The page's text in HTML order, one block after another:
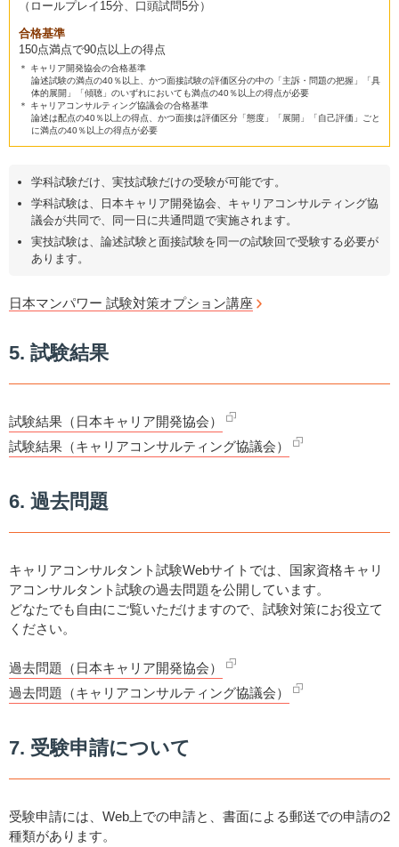
（ロールプレイ15分、口頭試問5分）
合格基準
150点満点で90点以上の得点
＊ キャリア開発協会の合格基準
論述試験の満点の40％以上、かつ面接試験の評価区分の中の「主訴・問題の把握」「具
体的展開」「傾聴」のいずれにおいても満点の40％以上の得点が必要
＊ キャリアコンサルティング協議会の合格基準
論述は配点の40％以上の得点、かつ面接は評価区分「態度」「展開」「自己評価」ごと
に満点の40％以上の得点が必要
学科試験だけ、実技試験だけの受験が可能です。
学科試験は、日本キャリア開発協会、キャリアコンサルティング協
議会が共同で、同一日に共通問題で実施されます。
実技試験は、論述試験と面接試験を同一の試験回で受験する必要が
あります。
日本マンパワー 試験対策オプション講座
5. 試験結果
試験結果（日本キャリア開発協会）
試験結果（キャリアコンサルティング協議会）
6. 過去問題
キャリアコンサルタント試験Webサイトでは、国家資格キャリ
アコンサルタント試験の過去問題を公開しています。
どなたでも自由にご覧いただけますので、試験対策にお役立て
ください。
過去問題（日本キャリア開発協会）
過去問題（キャリアコンサルティング協議会）
7. 受験申請について
受験申請には、Web上での申請と、書面による郵送での申請の2
種類があります。